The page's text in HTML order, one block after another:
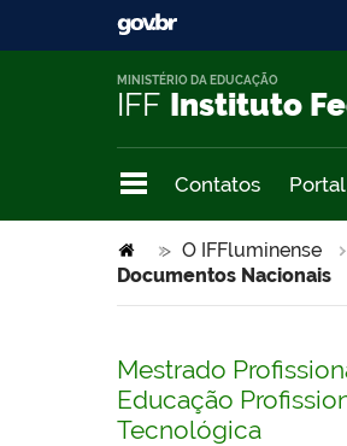
IFF Instituto
MINISTÉRIO DA EDUCAÇÃO
Contatos
O IFFluminense
>
Documentos Nacionais
Mestrado
Educação
Tecnológica